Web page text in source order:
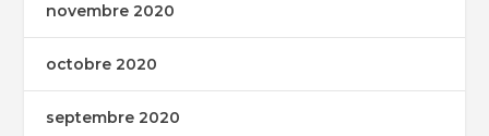
novembre 2020
octobre 2020
septembre 2020